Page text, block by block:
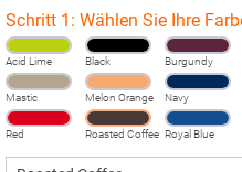
Schritt 1: Wählen Sie Ihre
Acid Lime Black Burgundy
Mastic Melon Orange Navy
Red Roasted Coffee Royal Blue